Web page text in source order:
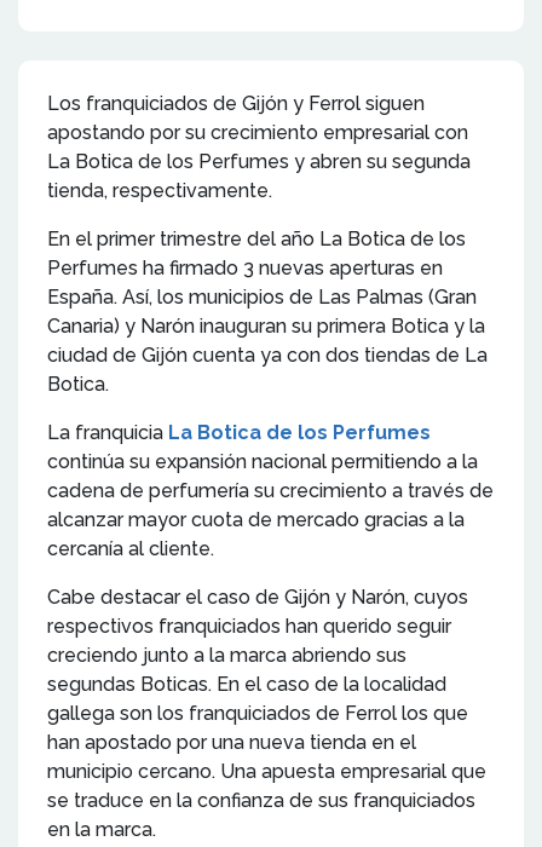
Los franquiciados de Gijón y Ferrol siguen
apostando por su crecimiento empresarial con
La Botica de los Perfumes y abren su segunda
tienda, respectivamente.
En el primer trimestre del año La Botica de los
Perfumes ha firmado 3 nuevas aperturas en
España. Así, los municipios de Las Palmas (Gran
Canaria) y Narón inauguran su primera Botica y la
ciudad de Gijón cuenta ya con dos tiendas de La
Botica.
La franquicia La Botica de los Perfumes
continúa su expansión nacional permitiendo a la
cadena de perfumería su crecimiento a través de
alcanzar mayor cuota de mercado gracias a la
cercanía al cliente.
Cabe destacar el caso de Gijón y Narón, cuyos
respectivos franquiciados han querido seguir
creciendo junto a la marca abriendo sus
segundas Boticas. En el caso de la localidad
gallega son los franquiciados de Ferrol los que
han apostado por una nueva tienda en el
municipio cercano. Una apuesta empresarial que
se traduce en la confianza de sus franquiciados
en la marca.